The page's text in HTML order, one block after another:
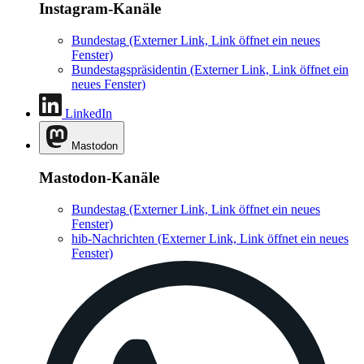
Instagram-Kanäle
Bundestag (Externer Link, Link öffnet ein neues
Fenster)
Bundestagspräsidentin (Externer Link, Link öffnet ein
neues Fenster)
LinkedIn
Mastodon
Mastodon-Kanäle
Bundestag (Externer Link, Link öffnet ein neues
Fenster)
hib-Nachrichten (Externer Link, Link öffnet ein neues
Fenster)